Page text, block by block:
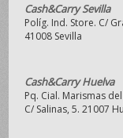
Cash&Carry Sevilla
Políg. Ind. Store. C/
41008 Sevilla
Cash&Carry Huelva
Pq. Cial. Marismas
C/ Salinas, 5. 21007